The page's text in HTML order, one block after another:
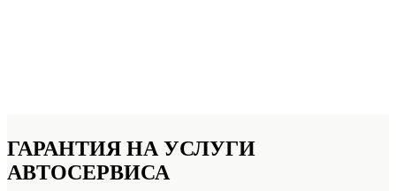
ГАРАНТИЯ НА УСЛУГИ
АВТОСЕРВИСА